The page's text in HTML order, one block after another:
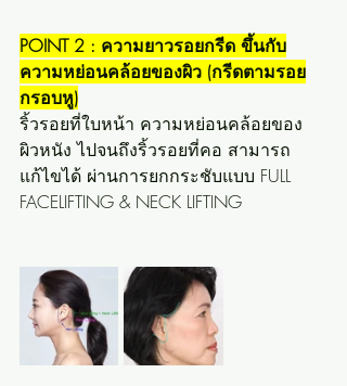
POINT 2 : ความยาวรอยกรีด ขึ้นกับ
ความหย่อนคล้อยของผิว (กรีดตามรอย
กรอบหู)
ริ้วรอยที่ใบหน้า ความหย่อนคล้อยของ
ผิวหนัง ไปจนถึงริ้วรอยที่คอ สามารถ
แก้ไขได้ ผ่านการยกกระชับแบบ FULL
FACELIFTING & NECK LIFTING